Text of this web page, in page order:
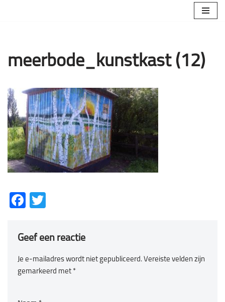
inhoud
meerbode_kunstkast (12)
Facebook
Geef een reactie
Je e-mailadres wordt niet gepubliceerd. Vereiste velden zijn
gemarkeerd met *